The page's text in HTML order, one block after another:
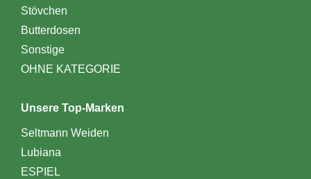
Stövchen
Butterdosen
Sonstige
OHNE KATEGORIE
Unsere Top-Marken
Seltmann Weiden
Lubiana
ESPIEL